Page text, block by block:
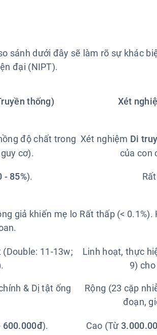
sánh dưới đây sẽ làm rõ sự khác
đại (NIPT).
thống) Xét
độ chất trong
cơ).
Xét nghiệm Di
của con
- 85%).
giả khiến mẹ lo Rất thấp (<
11-13w;
Linh hoạt, thực
9)
& Dị tật ống
Rộng (23 cặp
đoạn,
600.000đ). Cao (Từ